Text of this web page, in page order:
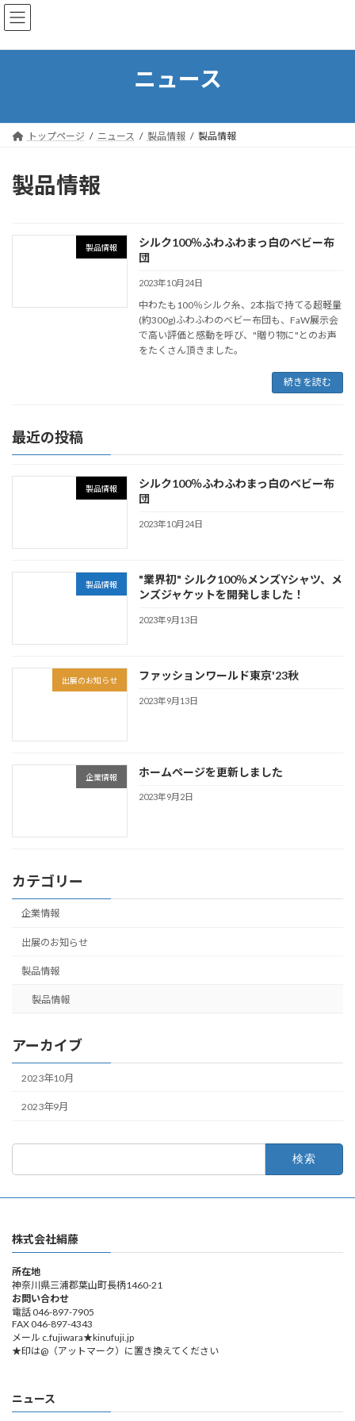
コ
ン
ナ
ビ
ニュース
トップページ ニュース 製品情報 製品情報
製品情報
製品情報
シルク100％ふわふわまっ白のベビー布
団
2023年10月24日
中わたも100％シルク糸、2本指で持てる超軽量
(約300g)ふわふわのベビー布団も、FaW展示会
で高い評価と感動を呼び、"贈り物に"とのお声
をたくさん頂きました。
続きを読む
最近の投稿
製品情報
シルク100％ふわふわまっ白のベビー布
団
2023年10月24日
製品情報
"業界初" シルク100％メンズYシャツ、メ
ンズジャケットを開発しました！
2023年9月13日
出展のお知らせ ファッションワールド東京'23秋
2023年9月13日
企業情報 ホームページを更新しました
2023年9月2日
カテゴリー
企業情報
出展のお知らせ
製品情報
製品情報
アーカイブ
2023年10月
2023年9月
株式会社絹藤
所在地
神奈川県三浦郡葉山町長柄1460-21
お問い合わせ
電話 046-897-7905
FAX 046-897-4343
メール c.fujiwara★kinufuji.jp
★印は@（アットマーク）に置き換えてください
ニュース